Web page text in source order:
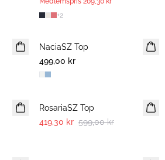
+2
NYHET
NaciaSZ Top
499,00 kr
RosariaSZ Top
419,30 kr 599,00 kr